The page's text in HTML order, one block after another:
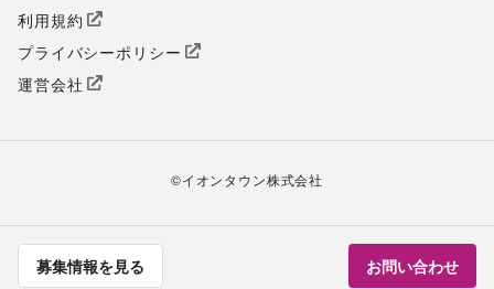
募集情報を見る お問い合わせ
利用規約
プライバシーポリシー
運営会社
©イオンタウン株式会社